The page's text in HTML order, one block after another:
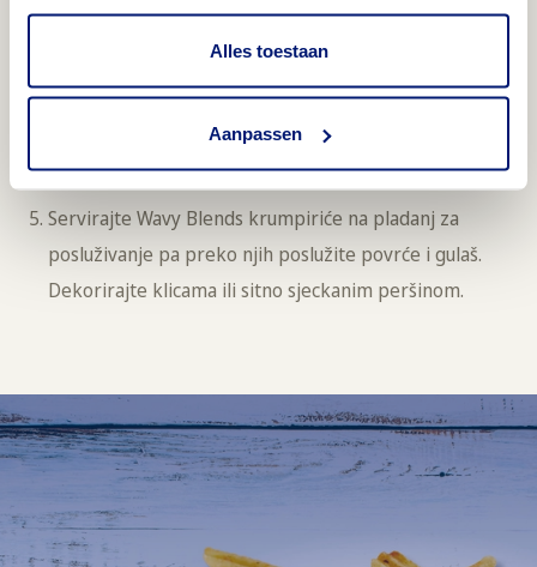
Alles toestaan
Aanpassen
pirjajte 2 sata dok meso ne omekša. U
U slanoj vodi 8-10 minuta kuhajte prokulice, a 4
minute zelene mahune – dok ne budu al dente.
Servirajte Wavy Blends krumpiriće na pladanj za
posluživanje pa preko njih poslužite povrće i gulaš.
Dekorirajte klicama ili sitno sjeckanim peršinom.